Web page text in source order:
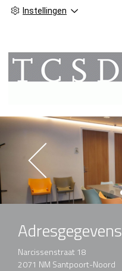
Instellingen
Adresgegevens
Narcissenstraat 18
2071 NM Santpoort-Noord